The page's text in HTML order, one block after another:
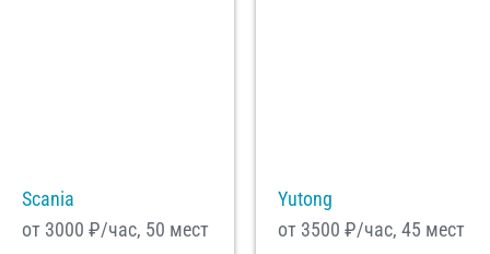
Scania
от 3000 ₽/час, 50 мест
Yutong
от 3500 ₽/час, 45 мест